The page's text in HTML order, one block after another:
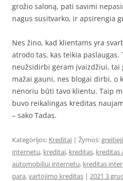
grožio saloną, pati savimi
nagus susitvarko, ir apsirengia
Nes žino, kad klientams yra
atrodo tas, kas teikia paslaugas.
neužsidirbi geram įvaizdžiui, tai
mažai gauni, nes blogai dirbi, o
nenoriu būti tavo klientu. Taip
buvo reikalingas kreditas
– sako Tadas.
Kategorijos: Kreditai | Žymos:
internetu, kreditai, kreditas, kreditas
automobiliui internetu, kreditas
para,vartojimo kreditas | 2021 3